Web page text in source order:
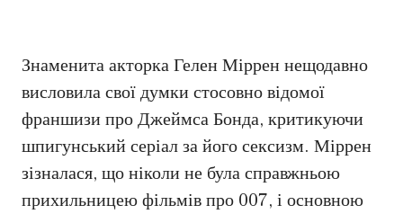
Знаменита акторка Гелен Міррен нещодавно
висловила свої думки стосовно відомої
франшизи про Джеймса Бонда, критикуючи
шпигунський серіал за його сексизм. Міррен
зізналася, що ніколи не була справжньою
прихильницею фільмів про 007, і основною